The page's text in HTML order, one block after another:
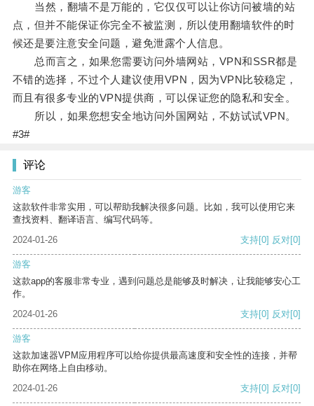
当然，翻墙不是万能的，它仅仅可以让你访问被墙的站
点，但并不能保证你完全不被监测，所以使用翻墙软件的时
候还是要注意安全问题，避免泄露个人信息。
总而言之，如果您需要访问外墙网站，VPN和SSR都是
不错的选择，不过个人建议使用VPN，因为VPN比较稳定，
而且有很多专业的VPN提供商，可以保证您的隐私和安全。
所以，如果您想安全地访问外国网站，不妨试试VPN。
#3#
评论
游客
这款软件非常实用，可以帮助我解决很多问题。比如，我可以使用它来
查找资料、翻译语言、编写代码等。
2024-01-26
支持[0] 反对[0]
游客
这款app的客服非常专业，遇到问题总是能够及时解决，让我能够安心工
作。
2024-01-26
支持[0] 反对[0]
游客
这款加速器VPM应用程序可以给你提供最高速度和安全性的连接，并帮
助你在网络上自由移动。
2024-01-26
支持[0] 反对[0]